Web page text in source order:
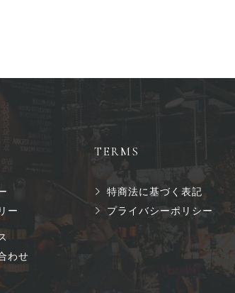
ー
わせ
TERMS
特商法に基づく表記
プライバシーポリシー